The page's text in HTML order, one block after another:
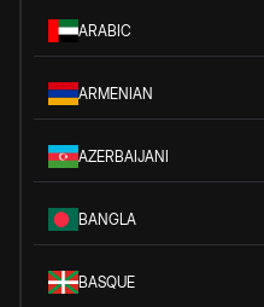
ARABIC
ARMENIAN
AZERBAIJANI
BANGLA
BASQUE